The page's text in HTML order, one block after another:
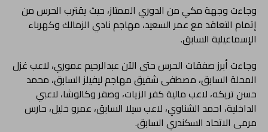
وجاءت وجهة مكي من الدوري الممتاز، حيث يقترب الحرس من
إتمام التعاقد مع عمر السعيد، مهاجم نادي الزمالك وكهرباء
الإسماعيلية السابق.
وجاءت أبرز صفقات الحرس حتى الآن عبدالرحيم عموري، لاعب غزل
المحلة السابق، مصطفى شفيق مهاجم ليفيلز السابق، محمد
حسن تريكه، لاعب مالية كفر الزيات، وصقر وكالوشا، لاعبي
الداخلية، احمد الشناوي، لاعب سيلا السابق، عمرو خليل، حارس
مرمى الاتحاد السكندري السابق.